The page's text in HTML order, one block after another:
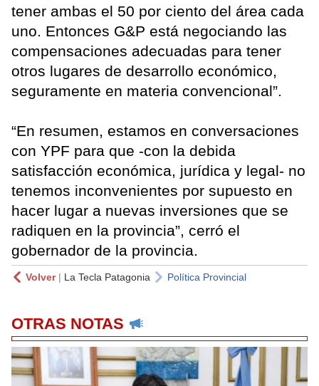
tener ambas el 50 por ciento del área cada
uno. Entonces G&P está negociando las
compensaciones adecuadas para tener
otros lugares de desarrollo económico,
seguramente en materia convencional”.
“En resumen, estamos en conversaciones
con YPF para que -con la debida
satisfacción económica, jurídica y legal- no
tenemos inconvenientes por supuesto en
hacer lugar a nuevas inversiones que se
radiquen en la provincia”, cerró el
gobernador de la provincia.
Volver| La Tecla Patagonia Política Provincial
OTRAS NOTAS